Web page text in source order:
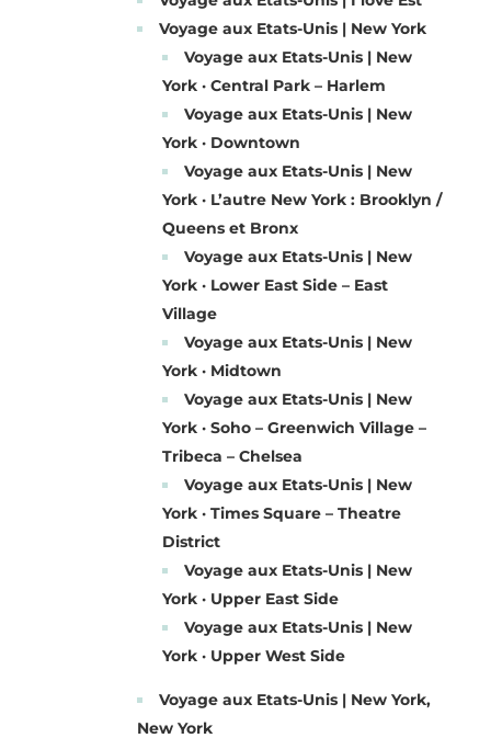
Voyage aux Etats-Unis | New York
Voyage aux Etats-Unis | New
York · Central Park – Harlem
Voyage aux Etats-Unis | New
York · Downtown
Voyage aux Etats-Unis | New
York · L’autre New York : Brooklyn /
Queens et Bronx
Voyage aux Etats-Unis | New
York · Lower East Side – East
Village
Voyage aux Etats-Unis | New
York · Midtown
Voyage aux Etats-Unis | New
York · Soho – Greenwich Village –
Tribeca – Chelsea
Voyage aux Etats-Unis | New
York · Times Square – Theatre
District
Voyage aux Etats-Unis | New
York · Upper East Side
Voyage aux Etats-Unis | New
York · Upper West Side
Voyage aux Etats-Unis | New York,
New York